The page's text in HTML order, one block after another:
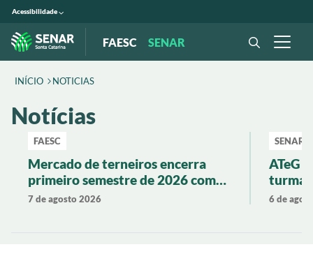
Acessibilidade
FAESC SENAR
INÍCIO NOTICIAS
Notícias
FAESC
Mercado de terneiros encerra
primeiro semestre de 2026 com
valorização de 19% em Santa
7 de agosto 2026
SENAR
ATeG
turma
6 de